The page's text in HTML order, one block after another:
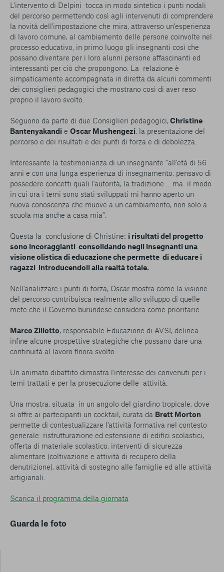
L'intervento di Delpini tocca in modo sintetico i punti nodali
del percorso permettendo così agli intervenuti di comprendere
la novità dell'impostazione che mira, attraverso un'esperienza
di lavoro comune, al cambiamento delle persone coinvolte nel
processo educativo, in primo luogo gli insegnanti così che
possano diventare per i loro alunni persone affascinanti ed
interessanti per ciò che propongono. La relazione è
simpaticamente accompagnata in diretta da alcuni commenti
dei consiglieri pedagogici che mostrano così di aver reso
proprio il lavoro svolto.
Seguono da parte di due Consiglieri pedagogici,Christine
Bantenyakandi e Oscar Mushengezi, la presentazione del
percorso e dei risultati e dei punti di forza e di debolezza.
Interessante la testimonianza di un insegnante "all'età di 56
anni e con una lunga esperienza di insegnamento, pensavo di
possedere concetti quali l'autorità, la tradizione ... ma il modo
in cui ora i temi sono stati sviluppati mi hanno aperto un
nuova conoscenza che muove a un cambiamento, non solo a
scuola ma anche a casa mia".
Questa la conclusione di Christine: i risultati del progetto
sono incoraggianti consolidando negli insegnanti una
visione olistica di educazione che permette di educare i
ragazzi introducendoli alla realtà totale.
Nell'analizzare i punti di forza, Oscar mostra come la visione
del percorso contribuisca realmente allo sviluppo di quelle
mete che il Governo burundese considera come prioritarie.
Marco Ziliotto, responsabile Educazione di AVSI, delinea
infine alcune prospettive strategiche che possano dare una
continuità al lavoro finora svolto.
Un animato dibattito dimostra l'interesse dei convenuti per i
temi trattati e per la prosecuzione delle attività.
Una mostra, situata in un angolo del giardino tropicale, dove
si offre ai partecipanti un cocktail, curata da Brett Morton
permette di contestualizzare l'attività formativa nel contesto
generale: ristrutturazione ed estensione di edifici scolastici,
offerta di materiale scolastico, interventi di sicurezza
alimentare (coltivazione e attività di recupero della
denutrizione), attività di sostegno alle famiglie ed alle attività
artigianali.
Scarica il programma della giornata
Guarda le foto